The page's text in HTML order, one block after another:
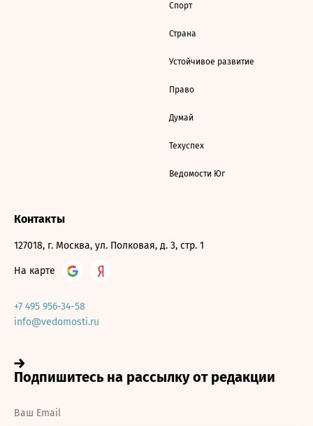
Спорт
Страна
Устойчивое развитие
Право
Думай
Техуспех
Ведомости Юг
Контакты
127018, г. Москва, ул. Полковая, д. 3, стр. 1
На карте
+7 495 956-34-58
info@vedomosti.ru